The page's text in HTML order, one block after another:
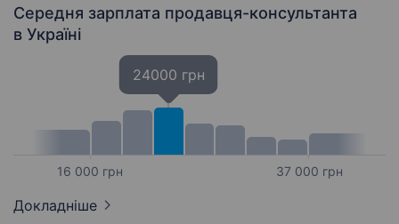
Середня зарплата продавця-консультанта
в Україні
16 000 грн
24000 грн
37 000 грн
Докладніше